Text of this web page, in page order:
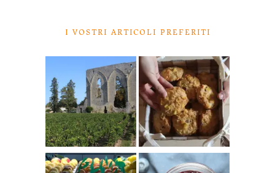
I VOSTRI ARTICOLI PREFERITI